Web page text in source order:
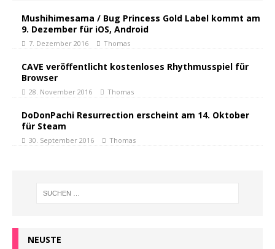
Mushihimesama / Bug Princess Gold Label kommt am
9. Dezember für iOS, Android
7. Dezember 2016 Thomas
CAVE veröffentlicht kostenloses Rhythmusspiel für
Browser
28. November 2016 Thomas
DoDonPachi Resurrection erscheint am 14. Oktober
für Steam
30. September 2016 Thomas
NEUSTE